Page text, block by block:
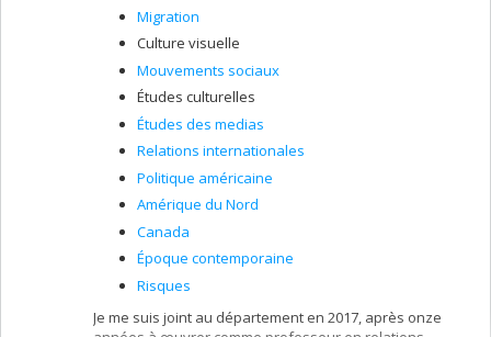
Migration
Culture visuelle
Mouvements sociaux
Études culturelles
Études des medias
Relations internationales
Politique américaine
Amérique du Nord
Canada
Époque contemporaine
Risques
Je me suis joint au département en 2017, après onze